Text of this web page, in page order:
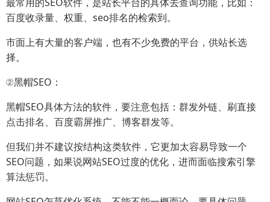
百度收录量、权重、seo排名的检索到。
市面上有大量的客户端，也有不少免费的平台，供站长选
择。
②黑帽SEO：
黑帽SEO具体方法的软件，要注意包括：群发外链、刷直接
点击排名、百度霸屏推广、博客群发等。
但我们并不建议按结构这类软件，它更加太容易导致一个
SEO问题，如果说网站SEO过度的优化，进而面临搜索引擎
算法惩罚。